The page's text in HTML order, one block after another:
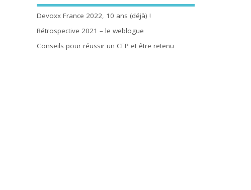
Devoxx France 2022, 10 ans (déjà) !
Rétrospective 2021 – le weblogue
Conseils pour réussir un CFP et être retenu